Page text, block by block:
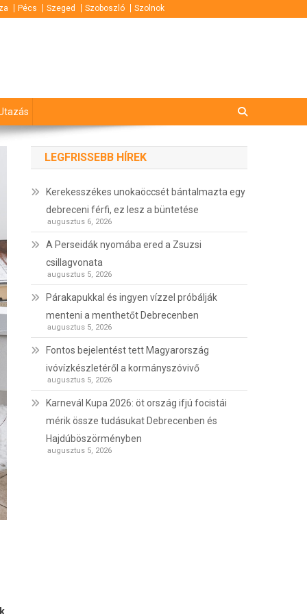
Pécs Szeged Szoboszló Szolnok
LEGFRISSEBB HÍREK
Kerekesszékes unokaöccsét bántalmazta egy
debreceni férfi, ez lesz a büntetése
augusztus 6, 2026
A Perseidák nyomába ered a Zsuzsi
csillagvonata
augusztus 5, 2026
Párakapukkal és ingyen vízzel próbálják
menteni a menthetőt Debrecenben
augusztus 5, 2026
Fontos bejelentést tett Magyarország
ivóvízkészletéről a kormányszóvivő
augusztus 5, 2026
Karnevál Kupa 2026: öt ország ifjú focistái
mérik össze tudásukat Debrecenben és
Hajdúböszörményben
augusztus 5, 2026